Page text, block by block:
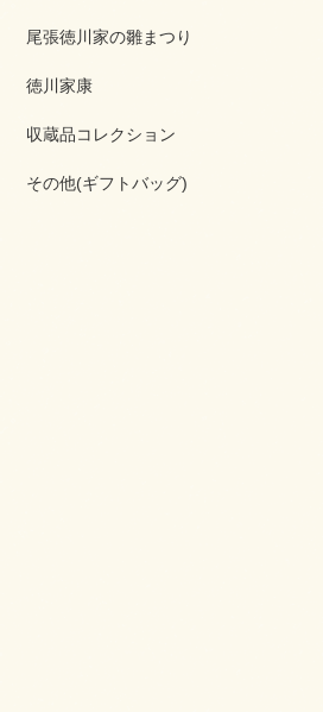
尾張徳川家の雛まつり
徳川家康
収蔵品コレクション
その他(ギフトバッグ)